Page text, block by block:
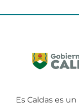
Es Caldas es